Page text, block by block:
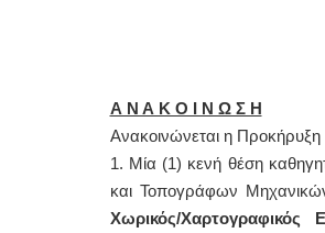
Α Ν Α Κ Ο Ι Ν Ω Σ Η
Ανακοινώνεται η
1. Μία (1) κενή θέση
και Τοπογράφων
Χωρικός/Χαρτογραφικός